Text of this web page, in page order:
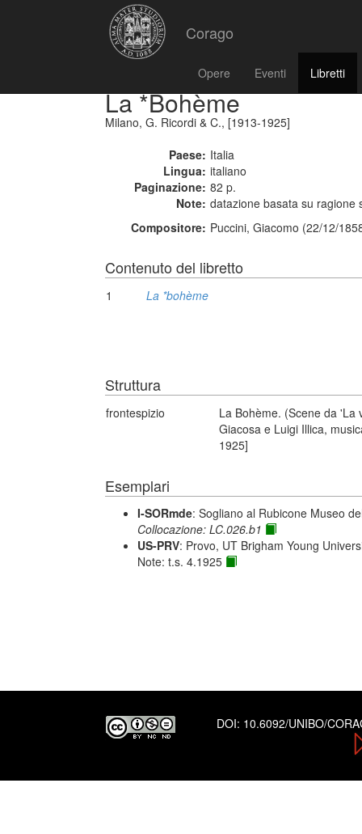
Corago
Opere Eventi Libretti
La *Bohème
Milano, G. Ricordi & C., [1913-1925]
Paese: Italia
Lingua: italiano
Paginazione: 82 p.
Note: datazione basata su ragione
Compositore: Puccini, Giacomo (22/12/
Contenuto del libretto
1 La *bohème
Struttura
frontespizio
La Bohème. (Scene da
Giacosa e Luigi Illica,
1925]
Esemplari
I-SORmde: Sogliano al Rubicone Museo
Collocazione: LC.026.b1
US-PRV: Provo, UT Brigham Young
Note: t.s. 4.1925
DOI: 10.6092/UNIBO/